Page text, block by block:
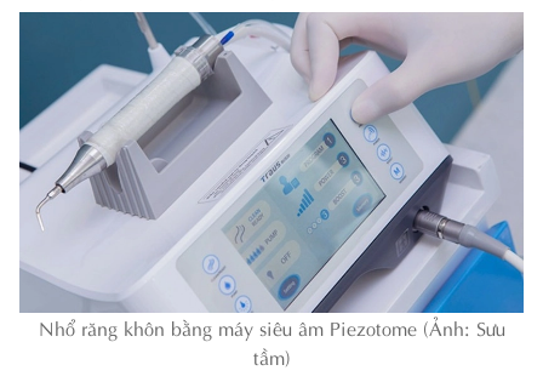
Nhổ răng khôn bằng máy siêu âm Piezotome (Ảnh: Sưu
tầm)